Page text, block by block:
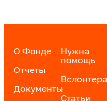
О Фонде
Отчеты
Документы
Нужна
помощь
Статьи